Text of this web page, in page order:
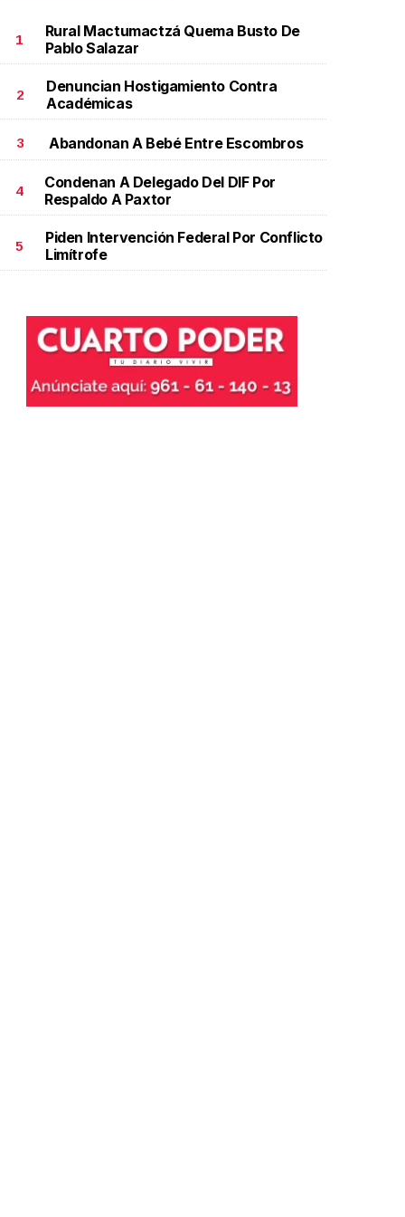
1
Rural Mactumactzá Quema Busto De
Pablo Salazar
2
Denuncian Hostigamiento Contra
Académicas
3 Abandonan A Bebé Entre Escombros
4
Condenan A Delegado Del DIF Por
Respaldo A Paxtor
5
Piden Intervención Federal Por Conflicto
Limítrofe